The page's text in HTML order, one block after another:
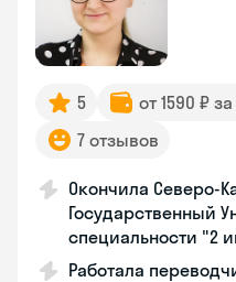
5 от 1590 ₽
7 отзывов
Окончила Северо-
Государственный
специальности "2
Работала